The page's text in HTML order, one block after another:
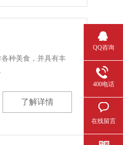
种美食，并具有丰
了解详情
QQ咨询
400电话
在线留言